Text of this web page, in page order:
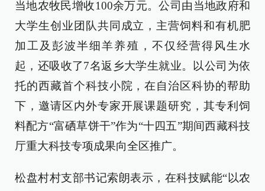
当地农牧民增收100余万元。公司由当地政府和
大学生创业团队共同成立，主营饲料和有机肥
加工及彭波半细羊养殖，不仅经营得风生水
起，还吸收了7名返乡大学生就业。以公司为依
托的西藏首个科技小院，在自治区科协的帮助
下，邀请区内外专家开展课题研究，其专利饲
料配方“富硒草饼干”作为“十四五”期间西藏科技
厅重大科技专项成果向全区推广。
松盘村村支部书记索朗表示，在科技赋能“以农